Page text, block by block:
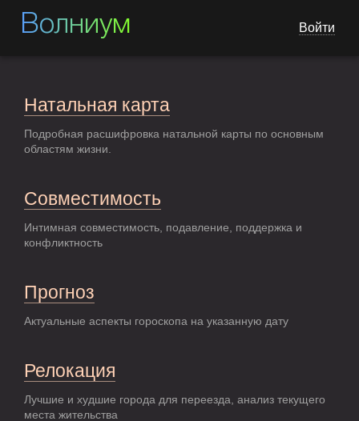
Волниум Войти
Натальная карта
Подробная расшифровка натальной карты по основным
областям жизни.
Совместимость
Интимная совместимость, подавление, поддержка и
конфликтность
Прогноз
Актуальные аспекты гороскопа на указанную дату
Релокация
Лучшие и худшие города для переезда, анализ текущего
места жительства